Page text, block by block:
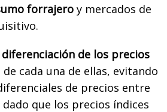
forrajero y mercados de
diferenciación de los precios
cada una de ellas, evitando
de precios entre
que los precios índices